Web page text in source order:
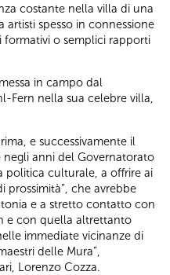
costante nella villa di una
spesso in connessione
o semplici rapporti
in campo dal
Fern nella sua celebre villa,
e successivamente il
anni del Governatorato
politica culturale, a offrire ai
prossimità”, che avrebbe
e a stretto contatto con
e con quella altrettanto
immediate vicinanze di
delle Mura”,
Lorenzo Cozza.